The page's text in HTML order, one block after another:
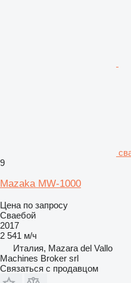
9
Mazaka MW-1000
Цена по запросу
Сваебой
2017
2 541 м/ч
Италия, Mazara del Vallo
Machines Broker srl
Связаться с продавцом